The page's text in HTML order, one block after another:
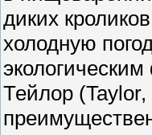
диких
холодную
Тейлор (Taylor,